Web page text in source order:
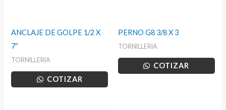
ANCLAJE DE GOLPE 1/2 X
7″
TORNILLERIA
COTIZAR
PERNO G8 3/8 X 3
TORNILLERIA
COTIZAR